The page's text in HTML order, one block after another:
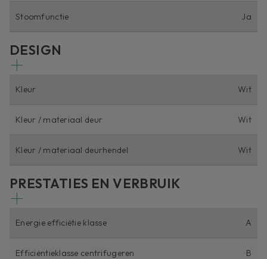
Stoomfunctie Ja
DESIGN
Kleur Wit
Kleur / materiaal deur Wit
Kleur / materiaal deurhendel Wit
PRESTATIES EN VERBRUIK
Energie efficiëtie klasse A
Efficiëntieklasse centrifugeren B